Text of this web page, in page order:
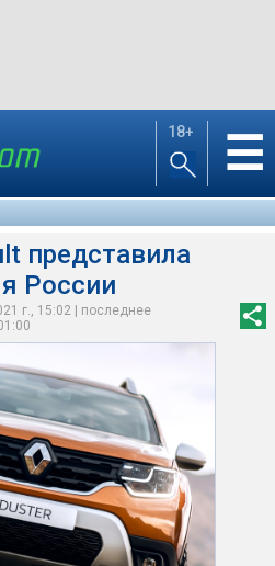
18+ ☰
представила
России
г., 15:02 | последнее